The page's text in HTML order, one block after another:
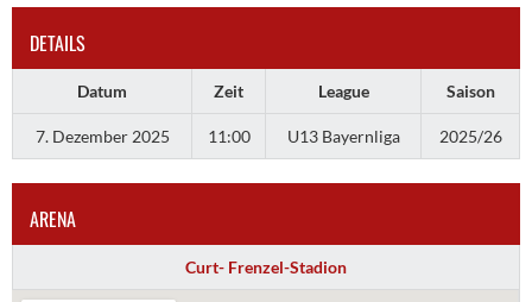
DETAILS
Datum Zeit League Saison
7. Dezember 2025 11:00 U13 Bayernliga 2025/26
ARENA
Curt- Frenzel-Stadion